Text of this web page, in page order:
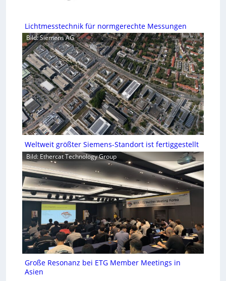
Lichtmesstechnik für normgerechte Messungen
Bild: Siemens AG
Weltweit größter Siemens-Standort ist fertiggestellt
Bild: Ethercat Technology Group
Große Resonanz bei ETG Member Meetings in
Asien